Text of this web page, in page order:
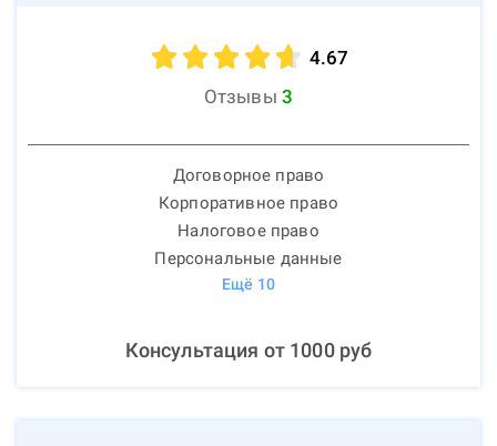
4.67
Отзывы 3
Договорное право
Корпоративное право
Налоговое право
Персональные данные
Ещё 10
Консультация от 1000руб